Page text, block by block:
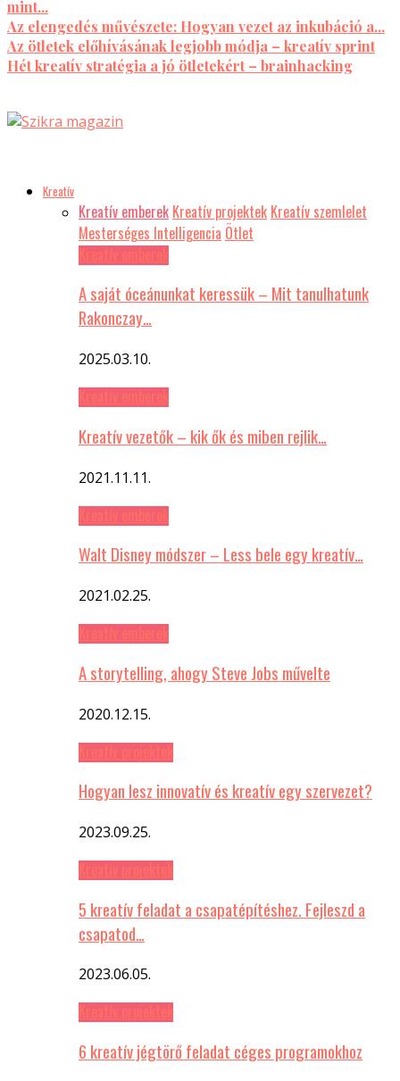
mint...
Az elengedés művészete: Hogyan vezet az inkubáció a...
Az ötletek előhívásának legjobb módja – kreatív sprint
Hét kreatív stratégia a jó ötletekért – brainhacking
Kreatív
Kreatív emberek Kreatív projektek Kreatív szemlelet
Mesterséges Intelligencia Ötlet
A saját óceánunkat keressük – Mit tanulhatunk
Rakonczay…
2025.03.10.
Kreatív vezetők – kik ők és miben rejlik…
2021.11.11.
Walt Disney módszer – Less bele egy kreatív…
2021.02.25.
A storytelling, ahogy Steve Jobs művelte
2020.12.15.
Hogyan lesz innovatív és kreatív egy szervezet?
2023.09.25.
5 kreatív feladat a csapatépítéshez. Fejleszd a
csapatod…
2023.06.05.
6 kreatív jégtörő feladat céges programokhoz